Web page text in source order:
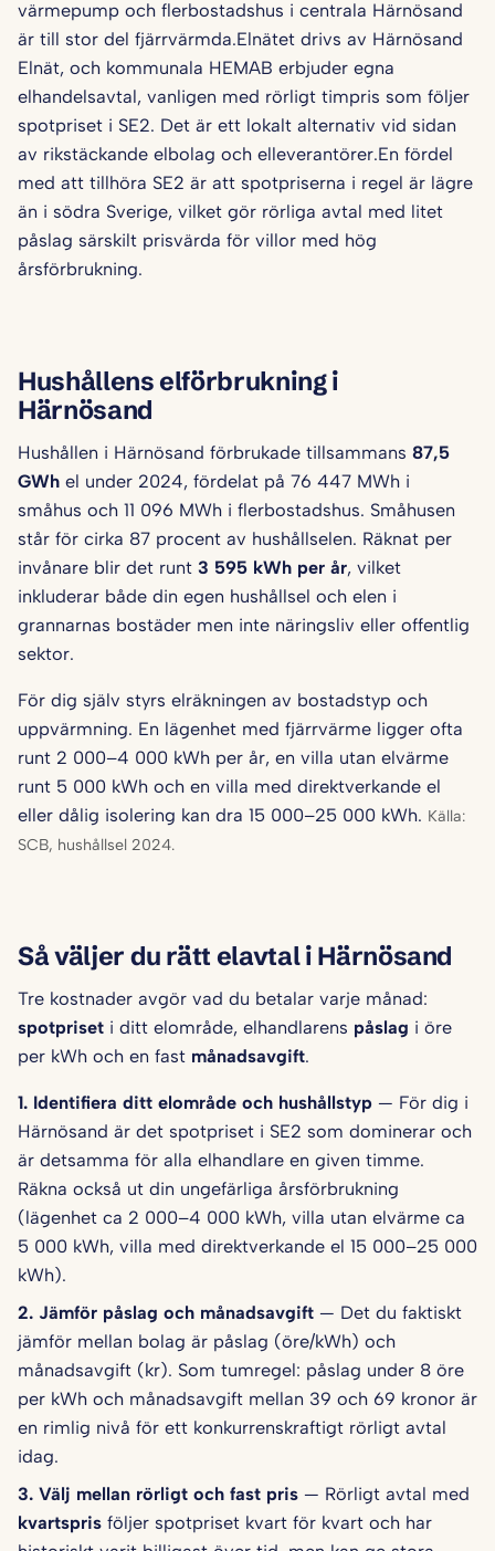
värmepump och flerbostadshus i centrala Härnösand
är till stor del fjärrvärmda.Elnätet drivs av Härnösand
Elnät, och kommunala HEMAB erbjuder egna
elhandelsavtal, vanligen med rörligt timpris som följer
spotpriset i SE2. Det är ett lokalt alternativ vid sidan
av rikstäckande elbolag och elleverantörer.En fördel
med att tillhöra SE2 är att spotpriserna i regel är lägre
än i södra Sverige, vilket gör rörliga avtal med litet
påslag särskilt prisvärda för villor med hög
årsförbrukning.
Hushållens elförbrukning i
Härnösand
Hushållen i Härnösand förbrukade tillsammans 87,5
GWh el under 2024, fördelat på 76 447 MWh i
småhus och 11 096 MWh i flerbostadshus. Småhusen
står för cirka 87 procent av hushållselen. Räknat per
invånare blir det runt 3 595 kWh per år, vilket
inkluderar både din egen hushållsel och elen i
grannarnas bostäder men inte näringsliv eller offentlig
sektor.
För dig själv styrs elräkningen av bostadstyp och
uppvärmning. En lägenhet med fjärrvärme ligger ofta
runt 2 000–4 000 kWh per år, en villa utan elvärme
runt 5 000 kWh och en villa med direktverkande el
eller dålig isolering kan dra 15 000–25 000 kWh. Källa:
SCB, hushållsel 2024.
Så väljer du rätt elavtal i Härnösand
Tre kostnader avgör vad du betalar varje månad:
spotpriset i ditt elområde, elhandlarens påslag i öre
per kWh och en fast månadsavgift.
1. Identifiera ditt elområde och hushålls­typ — För dig i
Härnösand är det spotpriset i SE2 som dominerar och
är detsamma för alla elhandlare en given timme.
Räkna också ut din ungefärliga årsförbrukning
(lägenhet ca 2 000–4 000 kWh, villa utan elvärme ca
5 000 kWh, villa med direktverkande el 15 000–25 000
kWh).
2. Jämför påslag och månadsavgift — Det du faktiskt
jämför mellan bolag är påslag (öre/kWh) och
månadsavgift (kr). Som tumregel: påslag under 8 öre
per kWh och månadsavgift mellan 39 och 69 kronor är
en rimlig nivå för ett konkurrenskraftigt rörligt avtal
idag.
3. Välj mellan rörligt och fast pris — Rörligt avtal med
kvartspris följer spotpriset kvart för kvart och har